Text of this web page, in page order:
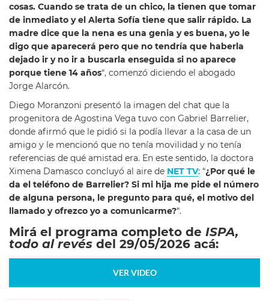
cosas. Cuando se trata de un chico, la tienen que tomar
de inmediato y el Alerta Sofía tiene que salir rápido. La
madre dice que la nena es una genia y es buena, yo le
digo que aparecerá pero que no tendría que haberla
dejado ir y no ir a buscarla enseguida si no aparece
porque tiene 14 años“, comenzó diciendo el abogado
Jorge Alarcón.
Diego Moranzoni presentó la imagen del chat que la
progenitora de Agostina Vega tuvo con Gabriel Barrelier,
donde afirmó que le pidió si la podía llevar a la casa de un
amigo y le mencionó que no tenía movilidad y no tenía
referencias de qué amistad era. En este sentido, la doctora
Ximena Damasco concluyó al aire de NET TV: “¿Por qué le
da el teléfono de Barrelier? Si mi hija me pide el número
de alguna persona, le pregunto para qué, el motivo del
llamado y ofrezco yo a comunicarme?“.
Mirá el programa completo de ISPA,
todo al revés del 29/05/2026 acá:
VER VIDEO